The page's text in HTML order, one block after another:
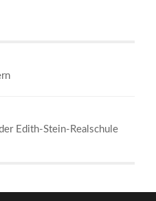
Edith-Stein-Realschule